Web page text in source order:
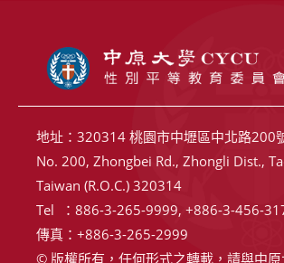
地址：320314 桃園市中壢區中北路200
No. 200, Zhongbei Rd., Zhongli Dist.,
Taiwan (R.O.C.) 320314
Tel ：886-3-265-9999, +886-3-456-
傳真：+886-3-265-2999
© 版權所有，任何形式之轉載，請與中